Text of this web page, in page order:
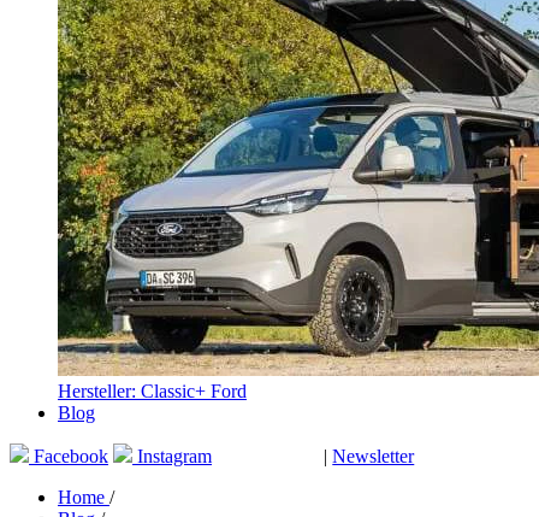
Hersteller: Classic+ Ford
Blog
Facebook Instagram | Newsletter
Home /